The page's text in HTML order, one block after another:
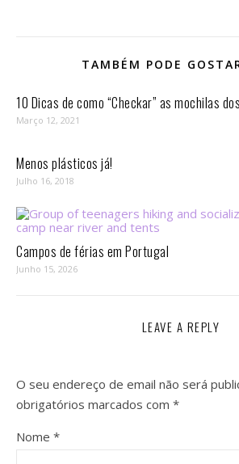
TAMBÉM PODE
10 Dicas de como “Checkar” as mochilas
Março 12, 2021
Menos plásticos já!
Julho 16, 2018
Campos de férias em Portugal
Junho 15, 2026
LEAVE A REPLY
O seu endereço de email não será
obrigatórios marcados com *
Nome *